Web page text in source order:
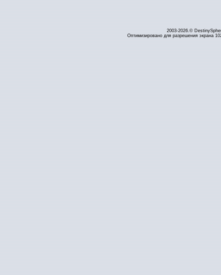
2003-2026.©
Оптимизировано для разрешения экрана